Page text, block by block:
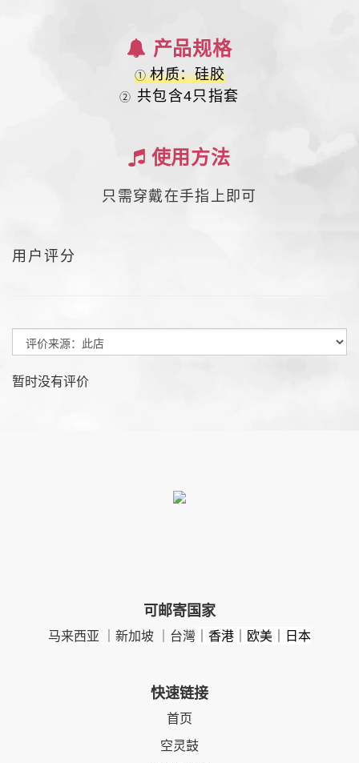
产品规格
① 材质：硅胶
② 共包含4只指套
使用方法
只需穿戴在手指上即可
用户评分
暂时没有评价
可邮寄国家
马来西亚 ｜新加坡 ｜台灣 ｜香港｜欧美｜日本
快速链接
首页
空灵鼓